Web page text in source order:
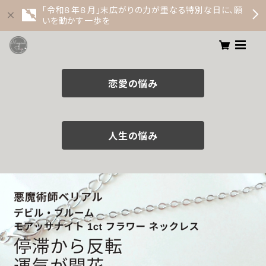
「令和８年８月」末広がりの力が重なる特別な日に、願
いを動かす一歩を
恋愛の悩み
人生の悩み